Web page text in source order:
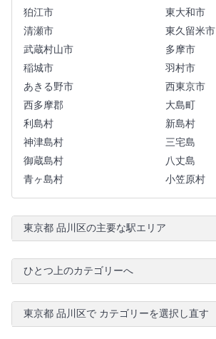
狛江市
東大和市
清瀬市
東久留米市
武蔵村山市
多摩市
稲城市
羽村市
あきる野市
西東京市
西多摩郡
大島町
利島村
新島村
神津島村
三宅島
御蔵島村
八丈島
青ヶ島村
小笠原村
東京都 品川区の主要な駅エリア
ひとつ上のカテゴリーへ
東京都 品川区で カテゴリーを選択し直す